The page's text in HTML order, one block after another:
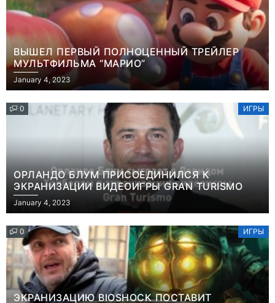
ВЫШЕЛ ПЕРВЫЙ ПОЛНОЦЕННЫЙ ТРЕЙЛЕР
МУЛЬТФИЛЬМА “МАРИО”
January 4, 2023
0 ИГРЫ
ОРЛАНДО БЛУМ ПРИСОЕДИНИЛСЯ К
ЭКРАНИЗАЦИИ ВИДЕОИГРЫ GRAN TURISMO
January 4, 2023
0 ИГРЫ
ЭКРАНИЗАЦИЮ BIOSHOCK ПОСТАВИТ